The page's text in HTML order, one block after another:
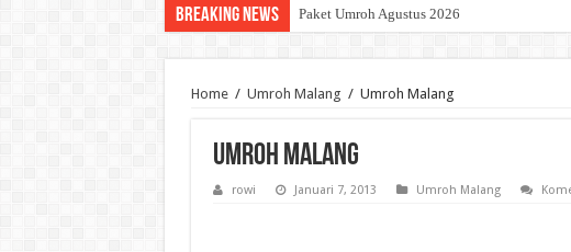
Breaking News Paket Umroh Agustus 2026
Home / Umroh Malang / Umroh Malang
Umroh Malang
rowi Januari 7, 2013 Umroh Malang